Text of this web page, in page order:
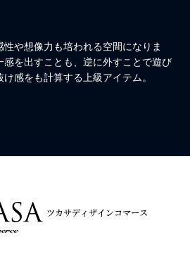
や想像力も培われる空間になりま
を出すことも、逆に外すことで遊び
感をも計算する上級アイテム。